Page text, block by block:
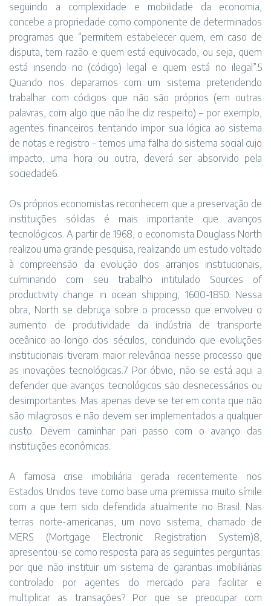
seguindo a complexidade e mobilidade da economia,
concebe a propriedade como componente de determinados
programas que “permitem estabelecer quem, em caso de
disputa, tem razão e quem está equivocado, ou seja, quem
está inserido no (código) legal e quem está no ilegal”.5
Quando nos deparamos com um sistema pretendendo
trabalhar com códigos que não são próprios (em outras
palavras, com algo que não lhe diz respeito) – por exemplo,
agentes financeiros tentando impor sua lógica ao sistema
de notas e registro – temos uma falha do sistema social cujo
impacto, uma hora ou outra, deverá ser absorvido pela
sociedade6.
Os próprios economistas reconhecem que a preservação de
instituições sólidas é mais importante que avanços
tecnológicos. A partir de 1968, o economista Douglass North
realizou uma grande pesquisa, realizando um estudo voltado
à compreensão da evolução dos arranjos institucionais,
culminando com seu trabalho intitulado Sources of
productivity change in ocean shipping, 1600-1850. Nessa
obra, North se debruça sobre o processo que envolveu o
aumento de produtividade da indústria de transporte
oceânico ao longo dos séculos, concluindo que evoluções
institucionais tiveram maior relevância nesse processo que
as inovações tecnológicas.7 Por óbvio, não se está aqui a
defender que avanços tecnológicos são desnecessários ou
desimportantes. Mas apenas deve se ter em conta que não
são milagrosos e não devem ser implementados a qualquer
custo. Devem caminhar pari passo com o avanço das
instituições econômicas.
A famosa crise imobiliária gerada recentemente nos
Estados Unidos teve como base uma premissa muito símile
com a que tem sido defendida atualmente no Brasil. Nas
terras norte-americanas, um novo sistema, chamado de
MERS (Mortgage Electronic Registration System)8,
apresentou-se como resposta para as seguintes perguntas:
por que não instituir um sistema de garantias imobiliárias
controlado por agentes do mercado para facilitar e
multiplicar as transações? Por que se preocupar com